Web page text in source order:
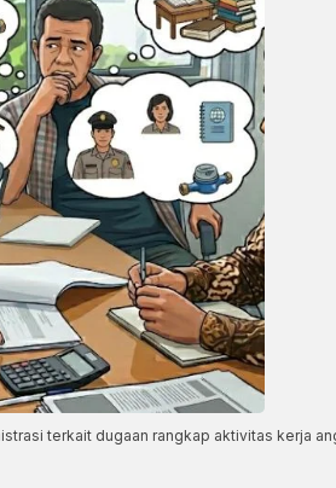
terkait dugaan rangkap aktivitas kerja